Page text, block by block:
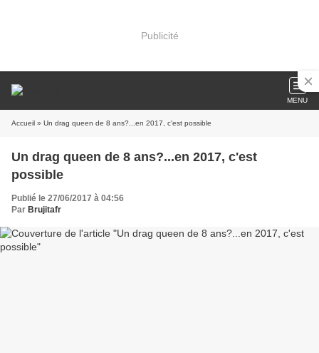
Publicité
MENU
Accueil » Un drag queen de 8 ans?...en 2017, c'est possible
Un drag queen de 8 ans?...en 2017, c'est
possible
Publié le 27/06/2017 à 04:56
Par Brujitafr